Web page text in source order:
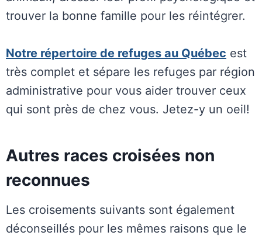
trouver la bonne famille pour les réintégrer.
Notre répertoire de refuges au Québec est
très complet et sépare les refuges par région
administrative pour vous aider trouver ceux
qui sont près de chez vous. Jetez-y un oeil!
Autres races croisées non
reconnues
Les croisements suivants sont également
déconseillés pour les mêmes raisons que le